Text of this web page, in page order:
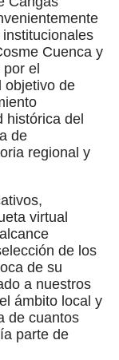
Cuenca y
por el
objetivo de
histórica del
de
regional y
virtual
de los
de su
a nuestros
ámbito local y
de cuantos
parte de